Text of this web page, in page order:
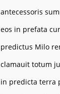
antecessoris
eos in prefata
predictus Milo
clamauit totum
in predicta terra